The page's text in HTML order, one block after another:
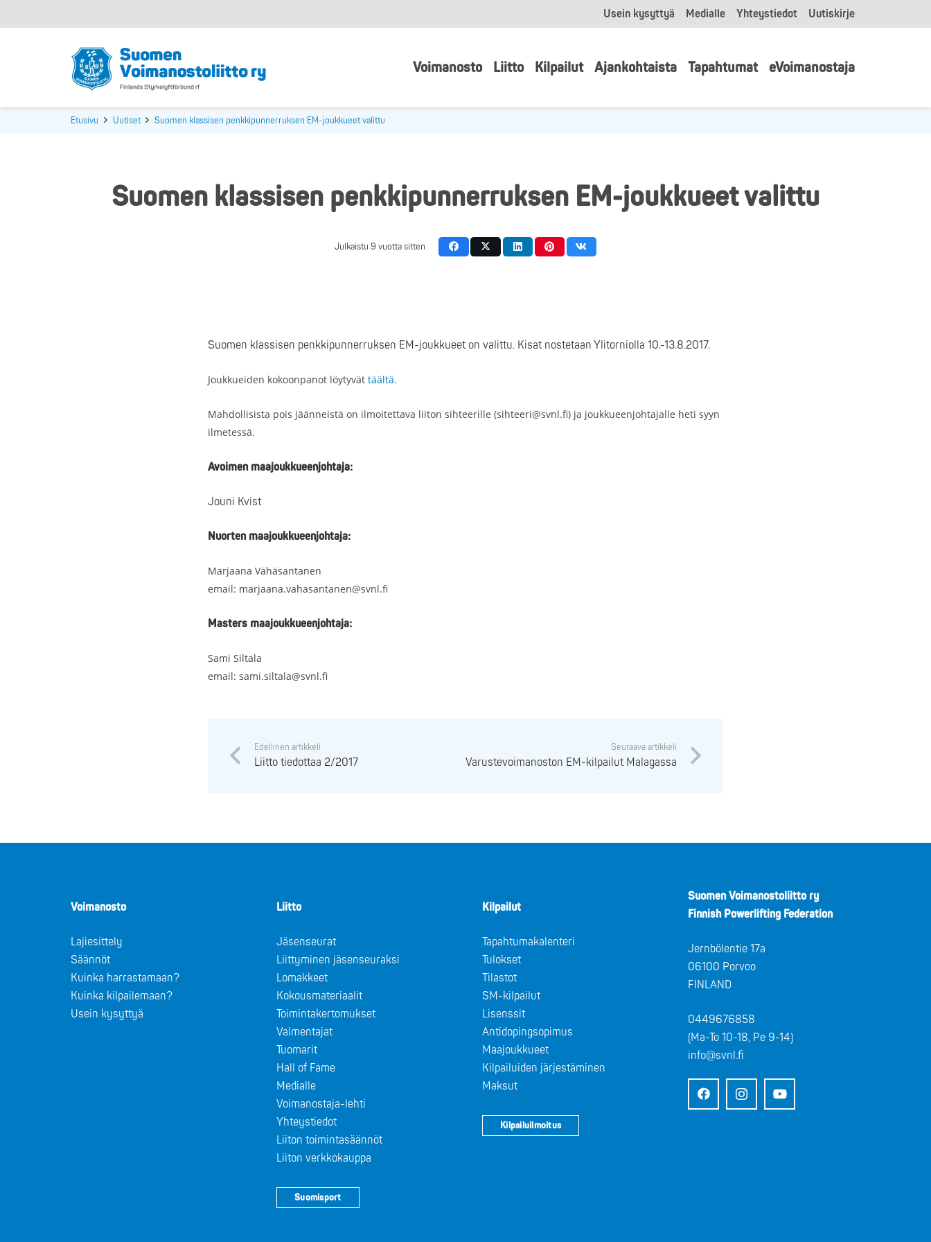
Usein kysyttyä Medialle Yhteystiedot Uutiskirje
Voimanosto Liitto Kilpailut Ajankohtaista Tapahtumat eVoimanostaja
Etusivu Uutiset ​Suomen klassisen penkkipunnerruksen EM-joukkueet valittu
​Suomen klassisen penkkipunnerruksen EM-joukkueet valittu
Julkaistu9 vuotta sitten
Suomen klassisen penkkipunnerruksen EM-joukkueet on valittu. Kisat nostetaan Ylitorniolla 10.-13.8.2017.
Joukkueiden kokoonpanot löytyvät täältä.
Mahdollisista pois jäänneistä on ilmoitettava liiton sihteerille (sihteeri@svnl.fi) ja joukkueenjohtajalle heti syyn
ilmetessä.
Avoimen maajoukkueenjohtaja:
Jouni Kvist
Nuorten maajoukkueenjohtaja:
Marjaana Vähäsantanen
email: marjaana.vahasantanen@svnl.fi
Masters maajoukkueenjohtaja:
Sami Siltala
email: sami.siltala@svnl.fi
Edellinen artikkeli
Liitto tiedottaa 2/2017
Seuraava artikkeli
Varustevoimanoston EM-kilpailut Malagassa
Voimanosto
Lajiesittely
Säännöt
Kuinka harrastamaan?
Kuinka kilpailemaan?
Usein kysyttyä
Liitto
Jäsenseurat
Liittyminen jäsenseuraksi
Lomakkeet
Kokousmateriaalit
Toimintakertomukset
Valmentajat
Tuomarit
Hall of Fame
Medialle
Voimanostaja-lehti
Yhteystiedot
Liiton toimintasäännöt
Liiton verkkokauppa
Suomisport
Kilpailut
Tapahtumakalenteri
Tulokset
Tilastot
SM-kilpailut
Lisenssit
Antidopingsopimus
Maajoukkueet
Kilpailuiden järjestäminen
Maksut
Kilpailuilmoitus
Suomen Voimanostoliitto ry
Finnish Powerlifting Federation
Jernbölentie 17a
06100 Porvoo
FINLAND
0449676858
(Ma-To 10-18, Pe 9-14)
info@svnl.fi